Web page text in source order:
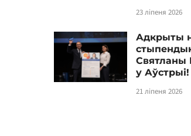
23 ліпеня 2026
Адкрыты
Святланы
у Аўстрыі!
21 ліпеня 2026